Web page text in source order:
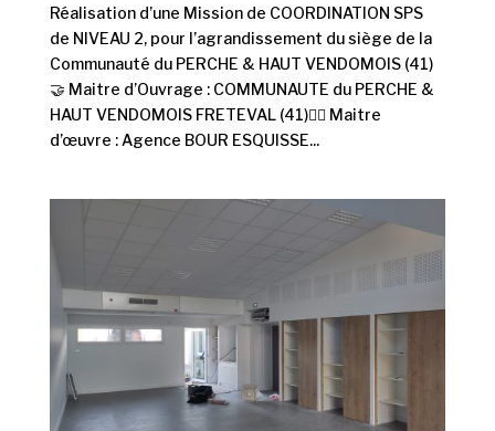
Réalisation d’une Mission de COORDINATION SPS
de NIVEAU 2, pour l’agrandissement du siège de la
Communauté du PERCHE & HAUT VENDOMOIS (41)
🤝 Maitre d’Ouvrage : COMMUNAUTE du PERCHE &
HAUT VENDOMOIS FRETEVAL (41)👷‍♂️ Maitre
d’œuvre : Agence BOUR ESQUISSE...